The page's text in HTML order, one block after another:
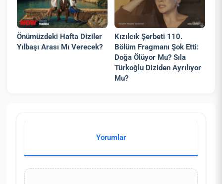
Önümüzdeki Hafta Diziler
Yılbaşı Arası Mı Verecek?
Kızılcık Şerbeti 110.
Bölüm Fragmanı Şok Etti:
Doğa Ölüyor Mu? Sıla
Türkoğlu Diziden Ayrılıyor
Mu?
Yorumlar